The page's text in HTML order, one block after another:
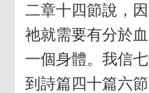
二章十四節說，
祂就需要有分於
一個身體。我信
到詩篇四十篇六